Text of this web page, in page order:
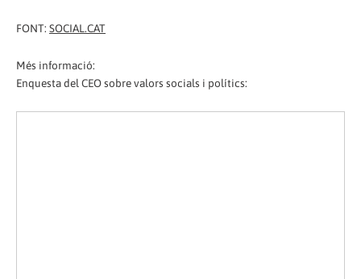
FONT: SOCIAL.CAT
Més informació:
Enquesta del CEO sobre valors socials i polítics: